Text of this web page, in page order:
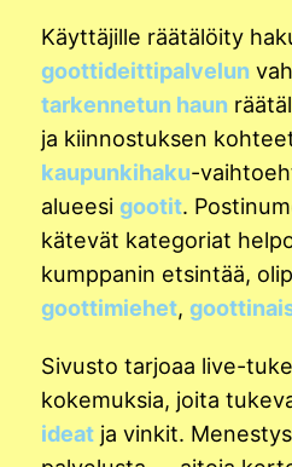
Käyttäjille räätälöity
goottideittipalvelun
tarkennetun haun
ja kiinnostuksen
kaupunkihaku-
alueesi gootit.
kätevät kategoriat
kumppanin etsintää,
goottimiehet,
Sivusto tarjoaa live-
kokemuksia, joita
ideat ja vinkit.